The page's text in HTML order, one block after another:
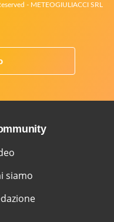
- METEOGIULIACCI SRL
siamo